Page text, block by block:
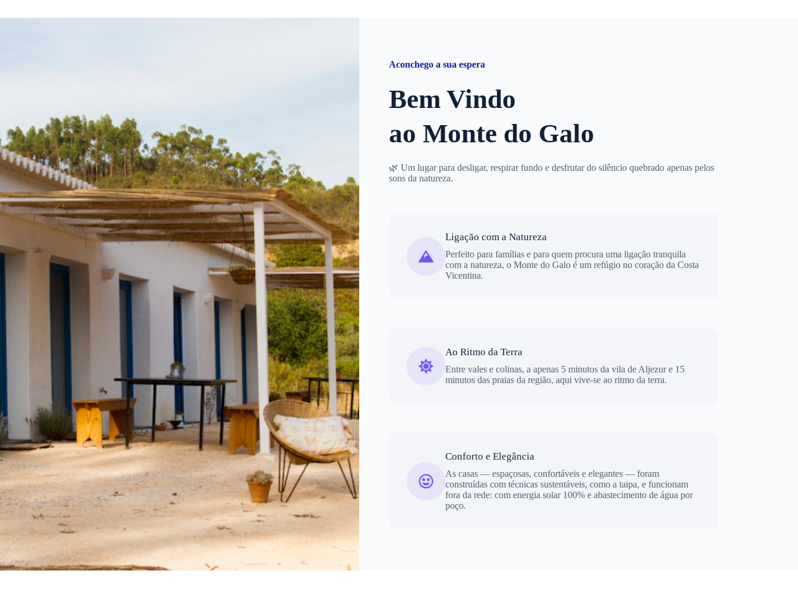
Aconchego a sua espera
Bem Vindo
ao Monte do Galo
🌿 Um lugar para desligar, respirar fundo e desfrutar do silêncio quebrado apenas pelos
sons da natureza.
Ligação com a Natureza
Perfeito para famílias e para quem procura uma ligação tranquila
com a natureza, o Monte do Galo é um refúgio no coração da Costa
Vicentina.
Ao Ritmo da Terra
Entre vales e colinas, a apenas 5 minutos da vila de Aljezur e 15
minutos das praias da região, aqui vive-se ao ritmo da terra.
Conforto e Elegância
As casas — espaçosas, confortáveis e elegantes — foram
construídas com técnicas sustentáveis, como a taipa, e funcionam
fora da rede: com energia solar 100% e abastecimento de água por
poço.